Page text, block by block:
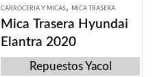
CARROCERIA Y MICAS, MICA TRASERA
Mica Trasera Hyundai
Elantra 2020
Repuestos Yacol